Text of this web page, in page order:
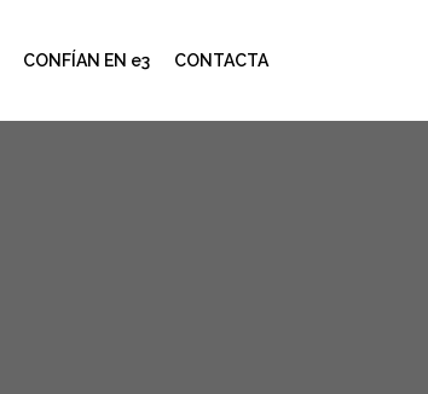
CONFÍAN EN e3 CONTACTA